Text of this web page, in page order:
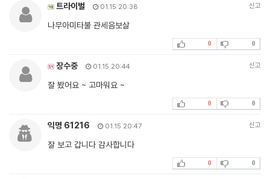
트라이벌 01.15 20:38 신고
나무아미타불 관세음보살
0 0
장수중 01.15 20:44 신고
잘 봤어요 ~ 고마워요 ~
0 0
익명 61216 01.15 20:47 신고
잘 보고 갑니다 감사합니다
0 0